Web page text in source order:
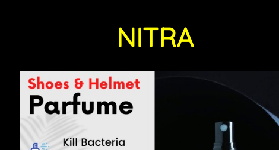
NITRA